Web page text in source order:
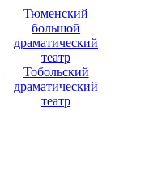
Тюменский
большой
драматический
театр
Тобольский
драматический
театр